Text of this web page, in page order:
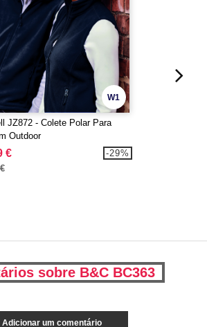
W1
JZ872 - Colete Polar Para
Outdoor
€ -29%
sobre B&C BC363
Adicionar um comentário